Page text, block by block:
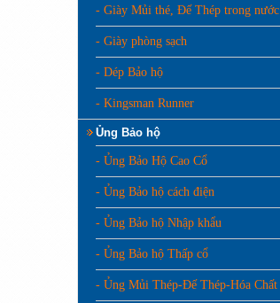
- Giày Mủi thé, Đế Thép trong nước
- Giày phòng sạch
- Dép Bảo hộ
- Kingsman Runner
Ủng Bảo hộ
- Ủng Bảo Hộ Cao Cổ
- Ủng Bảo hộ cách điện
- Ủng Bảo hộ Nhập khẩu
- Ủng Bảo hộ Thấp cổ
- Ủng Mủi Thép-Đế Thép-Hóa Chất